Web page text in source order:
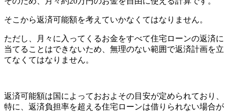
そこから返済可能額を考えていかなくてはなりません。
ただし、月々に入ってくるお金をすべて住宅ローンの返済に
当てることはできないため、無理のない範囲で返済計画を立
てなくてはなりません。
返済可能額は国によっておおよその目安が定められており、
特に、返済負担率を超える住宅ローンは借りられない場合が